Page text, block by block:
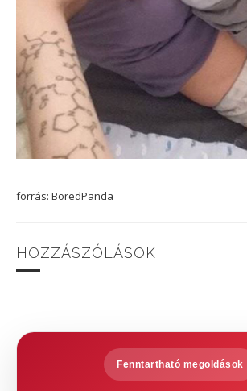
forrás: BoredPanda
HOZZÁSZÓLÁSOK
Fenntartható megoldások